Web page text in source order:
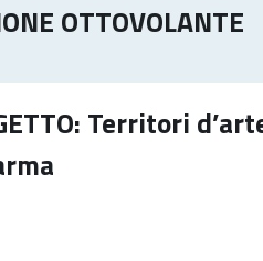
OTTOVOLANTE
Territori